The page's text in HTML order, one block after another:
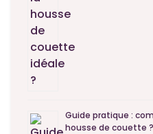
Guide pratique :
housse de couette ?